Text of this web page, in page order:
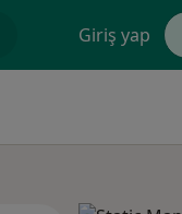
Giriş yap